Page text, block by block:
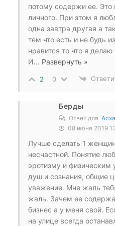
потому содержи ее. Это
личного. При этом я
одна завтра другая а
тем что есть и не будь
нравится то что я делаю
И… Развернуть »
2 0
Берды
Ответ для
08 июня 2019
Лучше сделать 1
несчастной. Понятие
эротизму и физическим
душ и сознания, общие
уважение. Мне жаль
жаль. Зачем ее
бизнес а у меня свой.
на улице всегда